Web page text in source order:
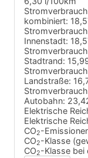
kombiniert:
Innenstadt:
Stadtrand:
Landstraße:
Autobahn:
Elektrische
Elektrische
CO2-
CO2-Klasse
CO2-Klasse bei